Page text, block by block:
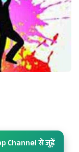
Channel से जुड़ें